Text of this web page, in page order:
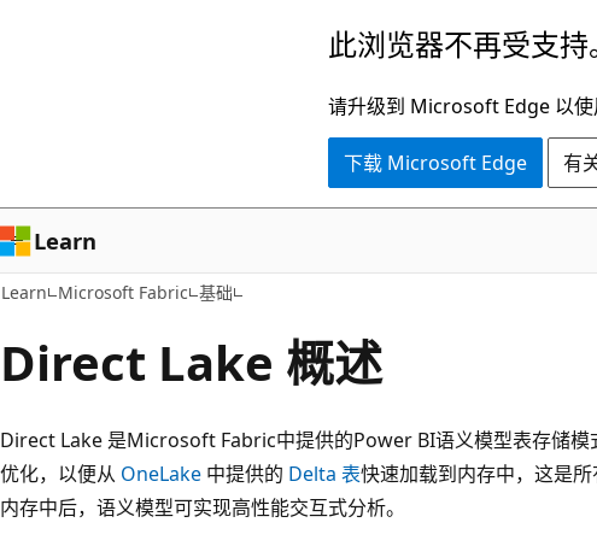
容
此浏览器不再受支持
请升级到 Microsoft Edge 以使
下载 Microsoft Edge 有
Learn
Learn Microsoft Fabric 基础
Direct Lake 概述
Direct Lake 是Microsoft Fabric中提供的Power BI语义模型表存储模
优化，以便从 OneLake 中提供的 Delta 表快速加载到内存中，这是
内存中后，语义模型可实现高性能交互式分析。